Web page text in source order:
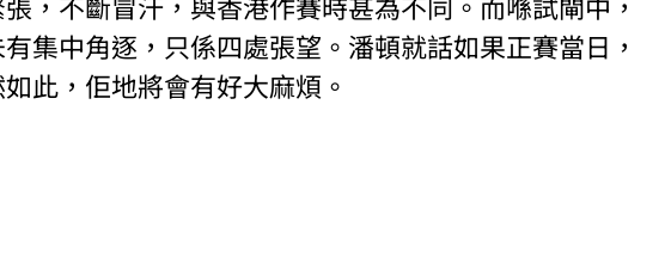
有集中角逐，只係四處張望。潘頓就話如果正賽當日，
如此，佢地將會有好大麻煩。